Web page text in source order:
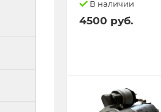
В наличии
4500 руб.